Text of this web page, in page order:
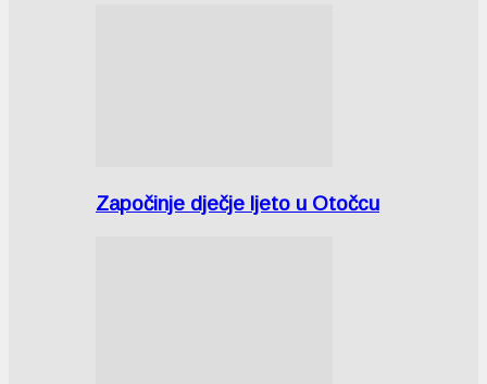
Započinje dječje ljeto u Otočcu